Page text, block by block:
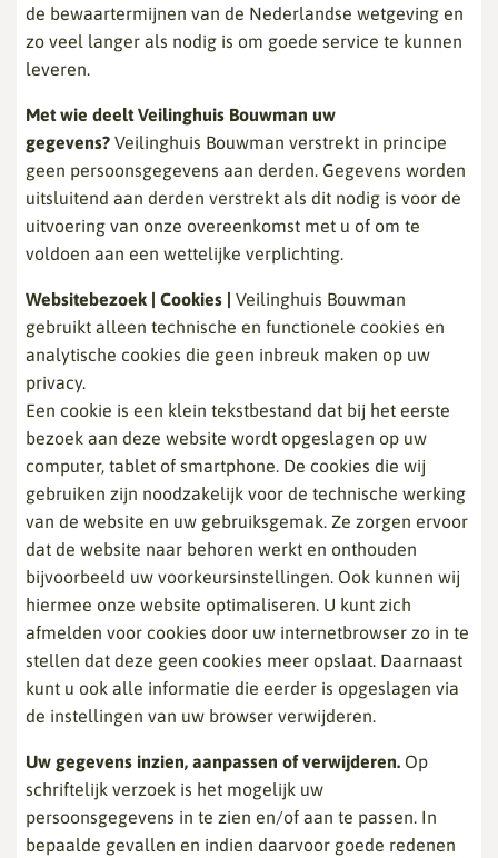
de bewaartermijnen van de Nederlandse wetgeving en
zo veel langer als nodig is om goede service te kunnen
leveren.
Met wie deelt Veilinghuis Bouwman uw
gegevens? Veilinghuis Bouwman verstrekt in principe
geen persoonsgegevens aan derden. Gegevens worden
uitsluitend aan derden verstrekt als dit nodig is voor de
uitvoering van onze overeenkomst met u of om te
voldoen aan een wettelijke verplichting.
Websitebezoek | Cookies |
Veilinghuis Bouwman
gebruikt alleen technische en functionele cookies en
analytische cookies die geen inbreuk maken op uw
privacy.
Een cookie is een klein tekstbestand dat bij het eerste
bezoek aan deze website wordt opgeslagen op uw
computer, tablet of smartphone. De cookies die wij
gebruiken zijn noodzakelijk voor de technische werking
van de website en uw gebruiksgemak. Ze zorgen ervoor
dat de website naar behoren werkt en onthouden
bijvoorbeeld uw voorkeursinstellingen. Ook kunnen wij
hiermee onze website optimaliseren. U kunt zich
afmelden voor cookies door uw internetbrowser zo in te
stellen dat deze geen cookies meer opslaat. Daarnaast
kunt u ook alle informatie die eerder is opgeslagen via
de instellingen van uw browser verwijderen.
Uw gegevens inzien, aanpassen of verwijderen. Op
schriftelijk verzoek is het mogelijk uw
persoonsgegevens in te zien en/of aan te passen. In
bepaalde gevallen en indien daarvoor goede redenen